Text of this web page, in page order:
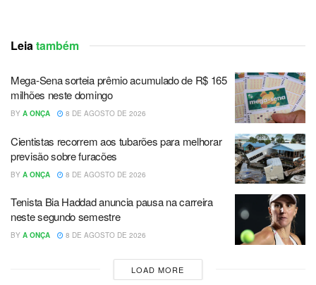
Leiatambém
Mega-Sena sorteia prêmio acumulado de R$ 165
milhões neste domingo
BY A ONÇA 8 DE AGOSTO DE 2026
Cientistas recorrem aos tubarões para melhorar
previsão sobre furacões
BY A ONÇA 8 DE AGOSTO DE 2026
Tenista Bia Haddad anuncia pausa na carreira
neste segundo semestre
BY A ONÇA 8 DE AGOSTO DE 2026
LOAD MORE